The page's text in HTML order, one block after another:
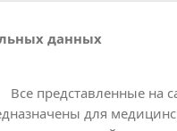
данных
Все представленные на
для